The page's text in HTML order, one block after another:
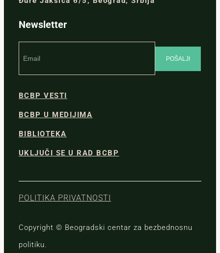
Newsletter
BCBP VESTI
BCBP U MEDIJIMA
BIBLIOTEKA
UKLJUČI SE U RAD BCBP
POLITIKA PRIVATNOSTI
Copyright © Beogradski centar za bezbednosnu
politiku.